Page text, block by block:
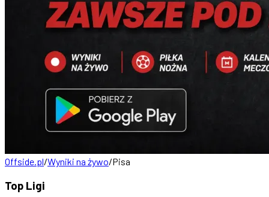
Offside.pl/Wyniki na żywo/Pisa
Top Ligi